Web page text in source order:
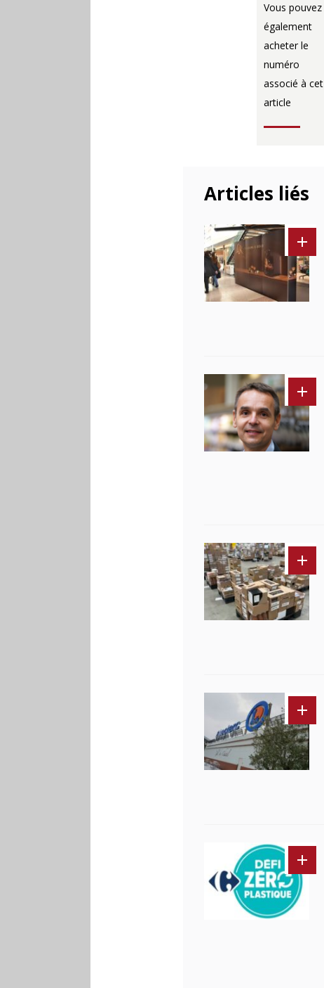
Vous pouvez
également
acheter le
numéro
associé à cet
article
Articles liés